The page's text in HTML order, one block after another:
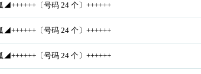
〔号码 24 个〕++++++
〔号码 24 个〕++++++
〔号码 24 个〕++++++